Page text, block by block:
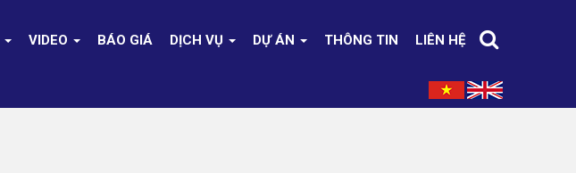
VIDEO BÁO GIÁ DỊCH VỤ DỰ ÁN THÔNG TIN LIÊN HỆ